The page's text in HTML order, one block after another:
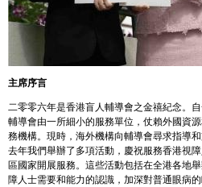
主席序言
二零零六年是香港盲人輔導會之金禧紀念。
輔導會由一所細小的服務單位，仗賴外國資
務機構。現時，海外機構向輔導會尋求指導
去年我們舉辦了多項活動，慶祝服務香港視
區國家開展服務。這些活動包括在全港各地
障人士需要和能力的認識，加深對普通眼病